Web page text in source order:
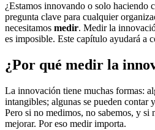
¿Estamos innovando o solo haciendo
pregunta clave para cualquier
necesitamos medir. Medir la
es imposible. Este capítulo ayudará a
¿Por qué medir la
La innovación tiene muchas formas:
intangibles; algunas se pueden contar
Pero si no medimos, no sabemos, y si
mejorar. Por eso medir importa.